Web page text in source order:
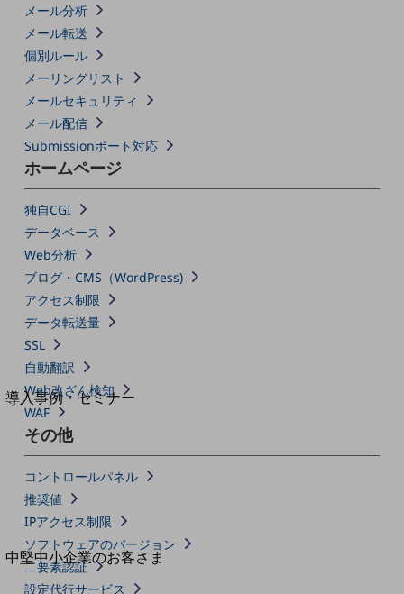
5Gデータプラス
データプラス
IoT向け回線料金
home5Gプラン
モバイルサービス
端末の一元管理
セキュリティ
運用保守・故障紛失サポート
回線・ネットワーク
お手続き
別ウィンドウで開きます
サービスをご利用中のお客さま
導入事例・セミナー
導入事例TOP
最新の導入事例や注目の導入事例をご紹介します
セミナー
開催・出展する各種セミナー、イベント情報をご紹介します
中堅中小企業のお客さま
NTTドコモビジネスウォッチ
メール分析
メール転送
個別ルール
メーリングリスト
メールセキュリティ
メール配信
Submissionポート対応
ホームページ
独自CGI
データベース
Web分析
ブログ・CMS（WordPress)
アクセス制限
データ転送量
SSL
自動翻訳
Web改ざん検知
WAF
その他
コントロールパネル
推奨値
IPアクセス制限
ソフトウェアのバージョン
二要素認証
設定代行サービス